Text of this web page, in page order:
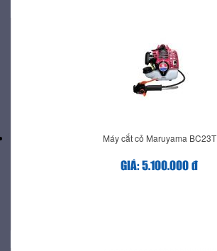
Máy cắt cỏ Maruyama BC23T
GIÁ: 5.100.000 đ